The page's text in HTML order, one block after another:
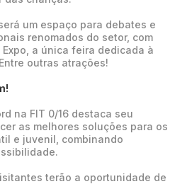
um espaço para debates e
renomados do setor, com
Expo, a única feira dedicada à
outras atrações!
na FIT 0/16 destaca seu
as melhores soluções para os
e juvenil, combinando
terão a oportunidade de